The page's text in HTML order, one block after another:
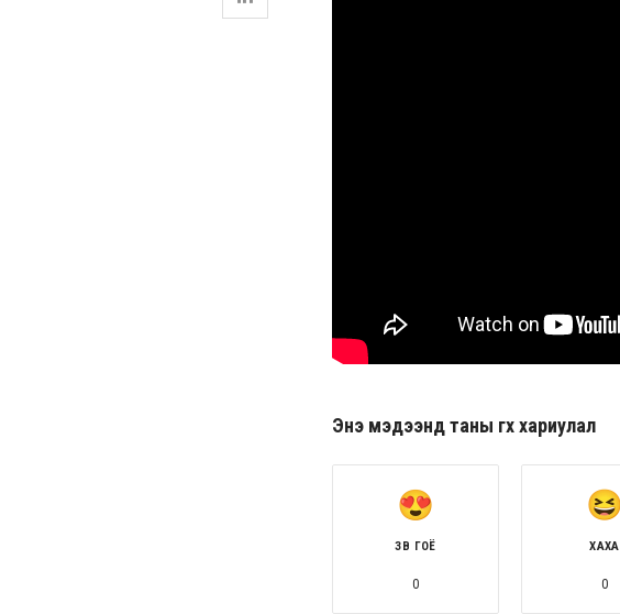
Энэ мэдээнд таны өгөх хариулал
ЗӨВ ГОЁ
0
ХАХА
0